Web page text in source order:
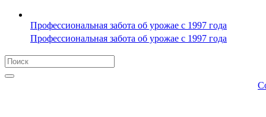
Профессиональная забота об урожае с 1997 года
Профессиональная забота об урожае с 1997 года